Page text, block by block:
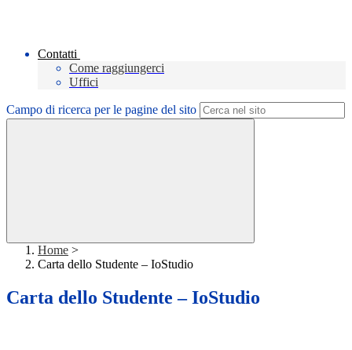
Contatti
Come raggiungerci
Uffici
Campo di ricerca per le pagine del sito
Home >
Carta dello Studente – IoStudio
Carta dello Studente – IoStudio